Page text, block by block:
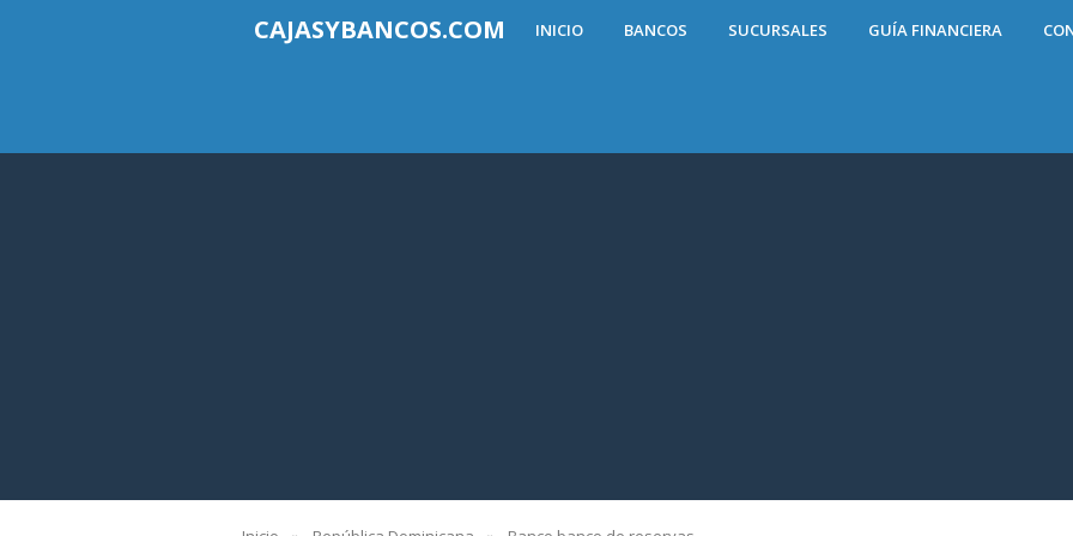
CAJASYBANCOS.COM INICIO BANCOS SUCURSALES GUÍA FINANCIERA